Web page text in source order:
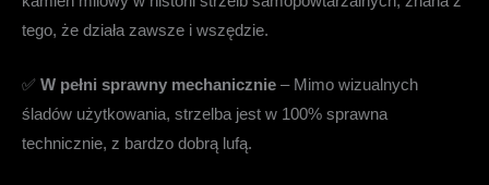
tego, że działa zawsze i wszędzie.
✅ W pełni sprawny mechanicznie – Mimo wizualnych
śladów użytkowania, strzelba jest w 100% sprawna
technicznie, z bardzo dobrą lufą.